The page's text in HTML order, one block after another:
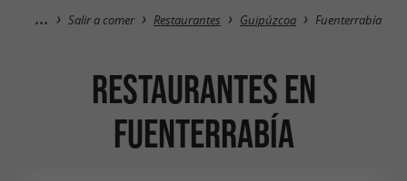
Salir a comer Restaurantes Guipúzcoa Fuenterrabía
Restaurantes en
Fuenterrabía